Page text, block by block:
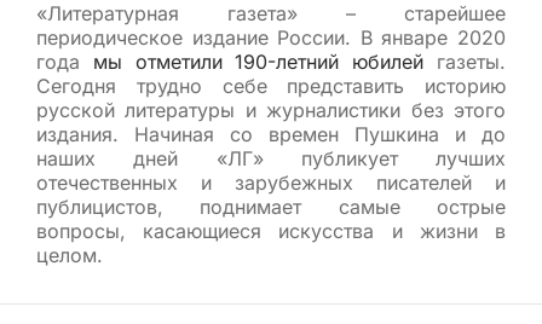
«Литературная газета» – старейшее
периодическое издание России. В январе 2020
года мы отметили 190-летний юбилей газеты.
Сегодня трудно себе представить историю
русской литературы и журналистики без этого
издания. Начиная со времен Пушкина и до
наших дней «ЛГ» публикует лучших
отечественных и зарубежных писателей и
публицистов, поднимает самые острые
вопросы, касающиеся искусства и жизни в
целом.